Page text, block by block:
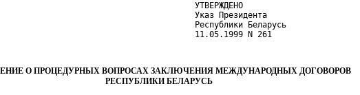
УТВЕРЖДЕНО
Указ Президента
Республики Беларусь
11.05.1999 N 261
О ПРОЦЕДУРНЫХ ВОПРОСАХ ЗАКЛЮЧЕНИЯ МЕЖДУНАРОДНЫХ ДОГОВОРОВ
РЕСПУБЛИКИ БЕЛАРУСЬ